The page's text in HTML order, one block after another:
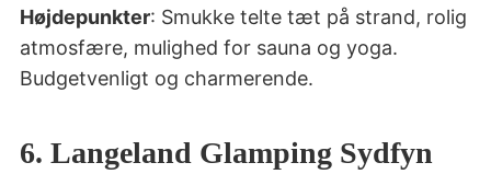
Højdepunkter: Smukke telte tæt på strand, rolig
atmosfære, mulighed for sauna og yoga.
Budgetvenligt og charmerende.
6. Langeland Glamping Sydfyn